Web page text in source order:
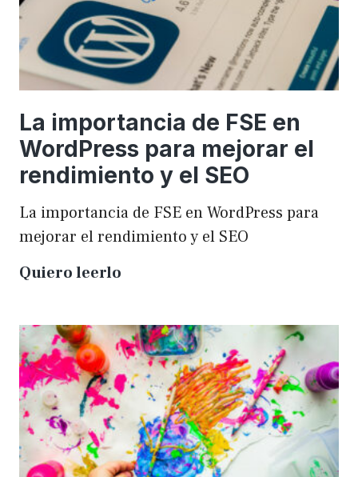
La importancia de FSE en
WordPress para mejorar el
rendimiento y el SEO
La importancia de FSE en WordPress para
mejorar el rendimiento y el SEO
Quiero leerlo
de
FSE
en
WordPress
para
mejorar
el